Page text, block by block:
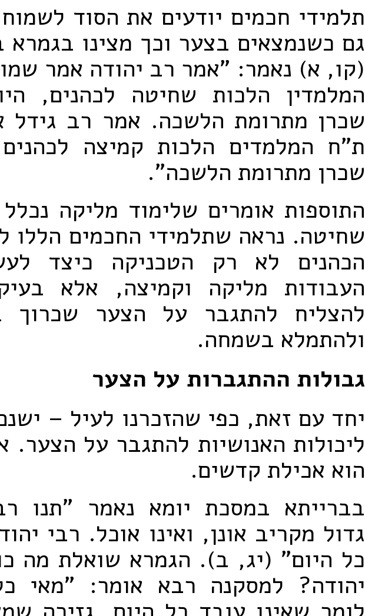
תלמידי חכמים יודעים את הסוד
גם כשנמצאים בצער וכך מצינו בגמרא
(קו, א) נאמר: "אמר רב יהודה אמר
המלמדין הלכות שחיטה לכהנים,
שכרן מתרומת הלשכה. אמר רב גידל
ת"ח המלמדים הלכות קמיצה
שכרן מתרומת הלשכה".
התוספות אומרים שלימוד מליקה
שחיטה. נראה שתלמידי החכמים הללו
הכהנים לא רק הטכניקה כיצד
העבודות מליקה וקמיצה, אלא
להצליח להתגבר על הצער שכרוך
ולהתמלא בשמחה.
גבולות ההתגברות על הצער
יחד עם זאת, כפי שהזכרנו לעיל –
ליכולות האנושיות להתגבר על הצער.
הוא אכילת קדשים.
בברייתא במסכת יומא נאמר "תנו
גדול מקריב אונן, ואינו אוכל. רבי
כל היום" (יג, ב). הגמרא שואלת מה
יהודה? למסקנה רבא אומר: "מאי